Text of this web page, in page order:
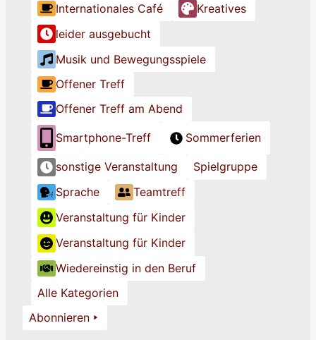
T
i
t
e
l
T
i
t
e
l
T
e
l
Internationales Café
Kreatives
leider ausgebucht
Musik und Bewegungsspiele
Offener Treff
Offener Treff am Abend
Smartphone-Treff Sommerferien
sonstige Veranstaltung
Spielgruppe
Sprache
Teamtreff
Veranstaltung für Kinder
Veranstaltung für Kinder
Wiedereinstig in den Beruf
Alle Kategorien
Abonnieren